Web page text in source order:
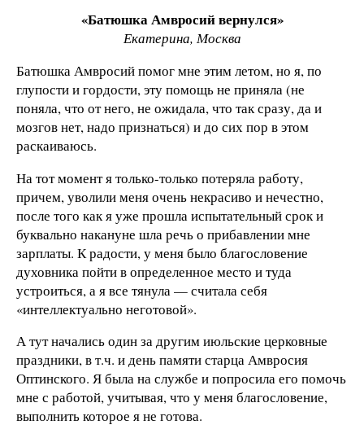
«Батюшка Амвросий вернулся»
Екатерина, Москва
Батюшка Амвросий помог мне этим летом, но я, по
глупости и гордости, эту помощь не приняла (не
поняла, что от него, не ожидала, что так сразу, да и
мозгов нет, надо признаться) и до сих пор в этом
раскаиваюсь.
На тот момент я только-только потеряла работу,
причем, уволили меня очень некрасиво и нечестно,
после того как я уже прошла испытательный срок и
буквально накануне шла речь о прибавлении мне
зарплаты. К радости, у меня было благословение
духовника пойти в определенное место и туда
устроиться, а я все тянула — считала себя
«интеллектуально неготовой».
А тут начались один за другим июльские церковные
праздники, в т.ч. и день памяти старца Амвросия
Оптинского. Я была на службе и попросила его помочь
мне с работой, учитывая, что у меня благословение,
выполнить которое я не готова.